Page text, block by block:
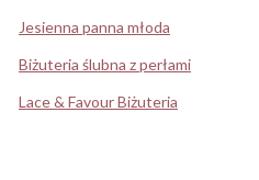
Jesienna panna młoda
Biżuteria ślubna z perłami
Lace & Favour Biżuteria